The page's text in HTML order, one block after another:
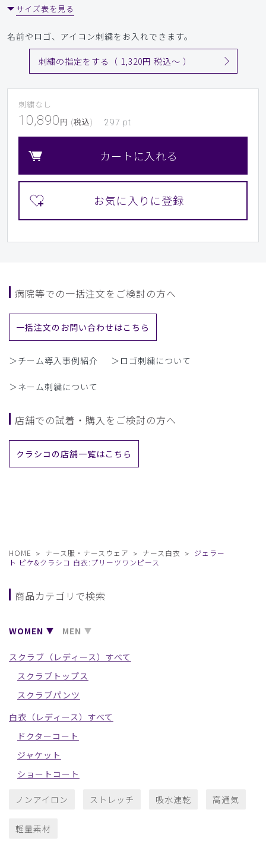
サイズ表を見る
名前やロゴ、アイコン刺繍をお入れできます。
刺繍の指定をする（ 1,320円 税込〜 ）
刺繍なし
10,890 円 (税込) 297 pt
カートに入れる
病院等での一括注文をご検討の方へ
一括注文のお問い合わせはこちら
＞チーム導入事例紹介 ＞ロゴ刺繍について
＞ネーム刺繍について
店舗での試着・購入をご検討の方へ
クラシコの店舗一覧はこちら
HOME ナース服・ナースウェア ナース白衣
ジェラー
ト ピケ&クラシコ 白衣:プリーツワンピース
商品カテゴリで検索
WOMEN MEN
スクラブ（レディース）すべて
スクラブトップス
スクラブパンツ
白衣（レディース）すべて
ドクターコート
ジャケット
ショートコート
ノンアイロン ストレッチ 吸水速乾 高通気
軽量素材